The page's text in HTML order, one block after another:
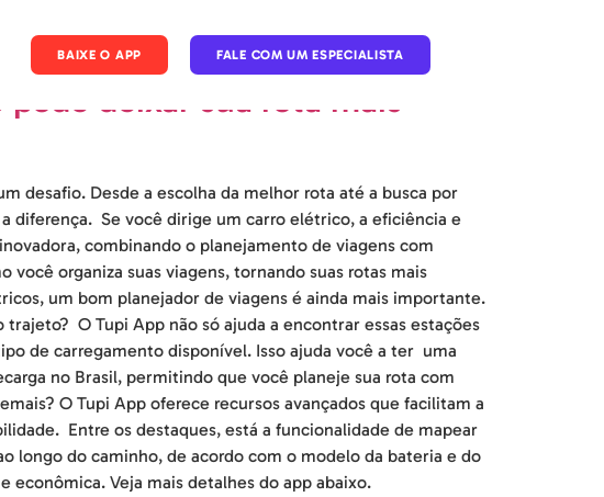
BAIXE O APP FALE COM UM ESPECIALISTA
deixar sua rota mais
desafio. Desde a escolha da melhor rota até a busca por
diferença. Se você dirige um carro elétrico, a eficiência e
combinando o planejamento de viagens com
organiza suas viagens, tornando suas rotas mais
um bom planejador de viagens é ainda mais importante.
O Tupi App não só ajuda a encontrar essas estações
de carregamento disponível. Isso ajuda você a ter uma
no Brasil, permitindo que você planeje sua rota com
O Tupi App oferece recursos avançados que facilitam a
Entre os destaques, está a funcionalidade de mapear
longo do caminho, de acordo com o modelo da bateria e do
Veja mais detalhes do app abaixo.